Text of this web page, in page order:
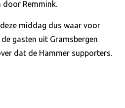
Remmink.
middag dus waar voor
gasten uit Gramsbergen
dat de Hammer supporters.